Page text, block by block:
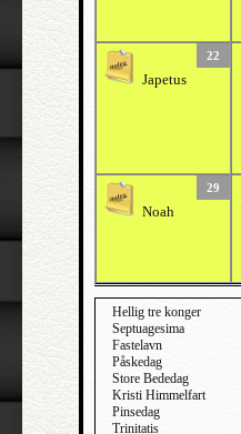
22
Japetus
29
Noah
Hellig tre konger
Septuagesima
Fastelavn
Påskedag
Store Bededag
Kristi Himmelfart
Pinsedag
Trinitatis